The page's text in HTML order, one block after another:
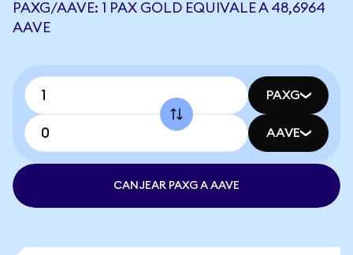
PAXG/AAVE: 1 PAX GOLD EQUIVALE A 48,6964
AAVE
PAXG
AAVE
CANJEAR PAXG A AAVE